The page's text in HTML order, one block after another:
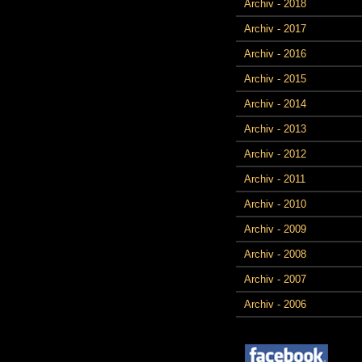
Archiv - 2018
Archiv - 2017
Archiv - 2016
Archiv - 2015
Archiv - 2014
Archiv - 2013
Archiv - 2012
Archiv - 2011
Archiv - 2010
Archiv - 2009
Archiv - 2008
Archiv - 2007
Archiv - 2006